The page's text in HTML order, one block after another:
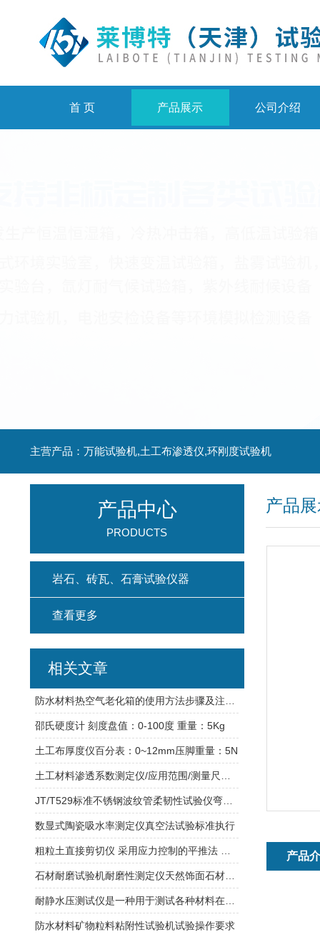
首 页 产品展示 公司介绍
主营产品：万能试验机,土工布渗透仪,环刚度试验机
产品
产品
产品中心
PRODUCTS
岩石、砖瓦、石膏试验仪器
查看更多
相关文章
邵氏硬度计 刻度盘值：0-100度 重量：5Kg
土工布厚度仪百分表：0~12mm压脚重量：5N
数显式陶瓷吸水率测定仪真空法试验标准执行
防水材料矿物粒料粘附性试验机试验操作要求